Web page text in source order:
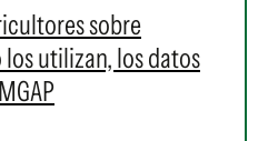
sobre
utilizan, los datos